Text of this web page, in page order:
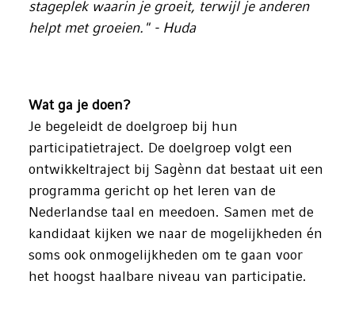
stageplek waarin je groeit, terwijl je anderen
helpt met groeien." - Huda
Wat ga je doen?
Je begeleidt de doelgroep bij hun
participatietraject. De doelgroep volgt een
ontwikkeltraject bij Sagènn dat bestaat uit een
programma gericht op het leren van de
Nederlandse taal en meedoen. Samen met de
kandidaat kijken we naar de mogelijkheden én
soms ook onmogelijkheden om te gaan voor
het hoogst haalbare niveau van participatie.